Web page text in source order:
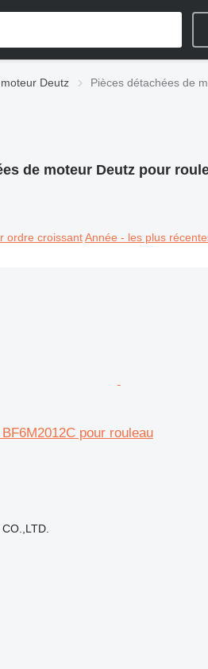
Deutz Pièces détachées de
de moteur Deutz pour
ordre croissant Année - les plus
pour rouleau